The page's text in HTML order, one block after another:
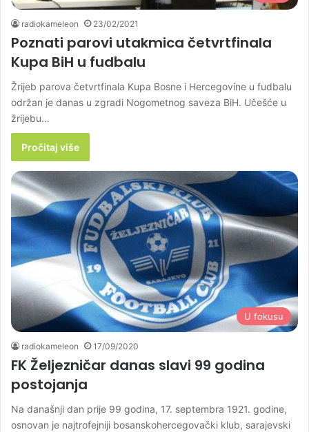
radiokameleon 23/02/2021
Poznati parovi utakmica četvrtfinala
Kupa BiH u fudbalu
Žrijeb parova četvrtfinala Kupa Bosne i Hercegovine u fudbalu
održan je danas u zgradi Nogometnog saveza BiH. Učešće u
žrijebu…
Pročitaj više
U fokusu
radiokameleon 17/09/2020
FK Željezničar danas slavi 99 godina
postojanja
Na današnji dan prije 99 godina, 17. septembra 1921. godine,
osnovan je najtrofejniji bosanskohercegovački klub, sarajevski